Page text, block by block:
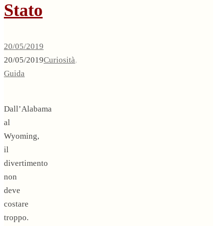
Stato
20/05/2019
20/05/2019Curiosità,
Guida
Dall’Alabama
al
Wyoming,
il
divertimento
non
deve
costare
troppo.